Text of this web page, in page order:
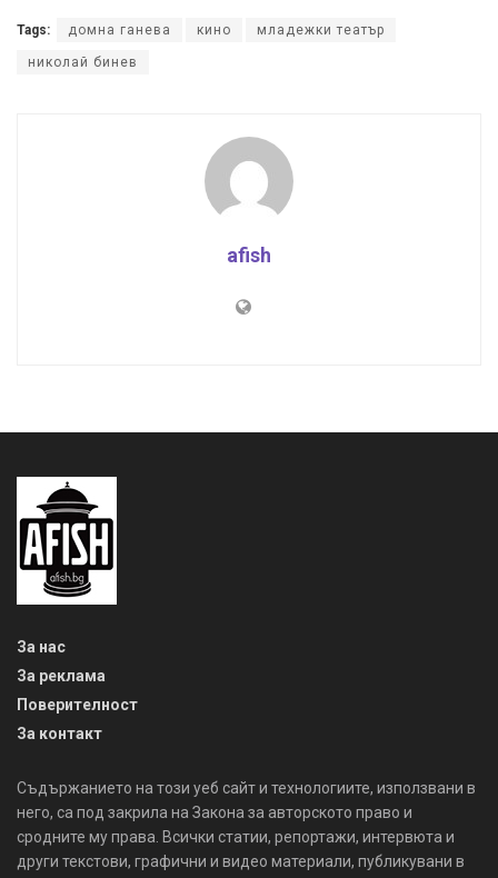
Tags: домна ганева кино младежки театър
николай бинев
afish
За нас
За реклама
Поверителност
За контакт
Съдържанието на този уеб сайт и технологиите, използвани в
него, са под закрила на Закона за авторското право и
сродните му права. Всички статии, репортажи, интервюта и
други текстови, графични и видео материали, публикувани в